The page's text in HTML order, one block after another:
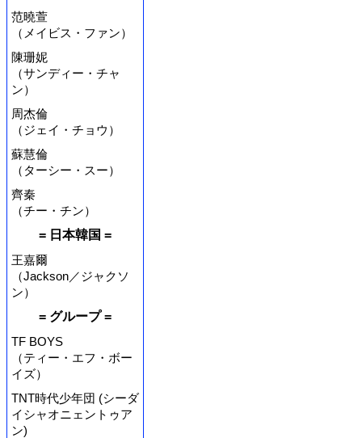
范曉萱
（メイビス・ファン）
陳珊妮
（サンディー・チャ
ン）
周杰倫
（ジェイ・チョウ）
蘇慧倫
（ターシー・スー）
齊秦
（チー・チン）
= 日本韓国 =
王嘉爾
（Jackson／ジャクソ
ン）
= グループ =
TF BOYS
（ティー・エフ・ボー
イズ）
TNT時代少年団 (シーダ
イシャオニェントゥア
ン)